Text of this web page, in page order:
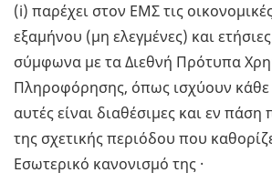
(i) παρέχει στον ΕΜΣ τις
εξαμήνου (μη ελεγμένες) και
σύμφωνα με τα Διεθνή Πρότυπα
Πληροφόρησης, όπως ισχύουν
αυτές είναι διαθέσιμες και εν πάση
της σχετικής περιόδου που
Εσωτερικό κανονισμό της ·